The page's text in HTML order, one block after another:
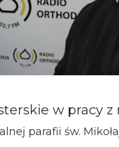
w pracy
parafii św.